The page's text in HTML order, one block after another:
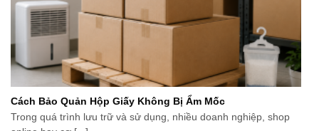
Cách Bảo Quản Hộp Giấy Không Bị Ẩm Mốc
Trong quá trình lưu trữ và sử dụng, nhiều doanh nghiệp, shop